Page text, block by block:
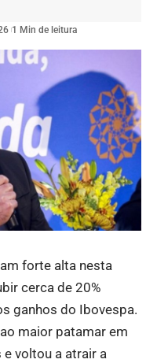
1 Min de leitura
forte alta nesta
cerca de 20%
ganhos do Ibovespa.
maior patamar em
voltou a atrair a